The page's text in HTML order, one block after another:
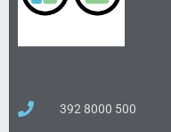
392 8000 500